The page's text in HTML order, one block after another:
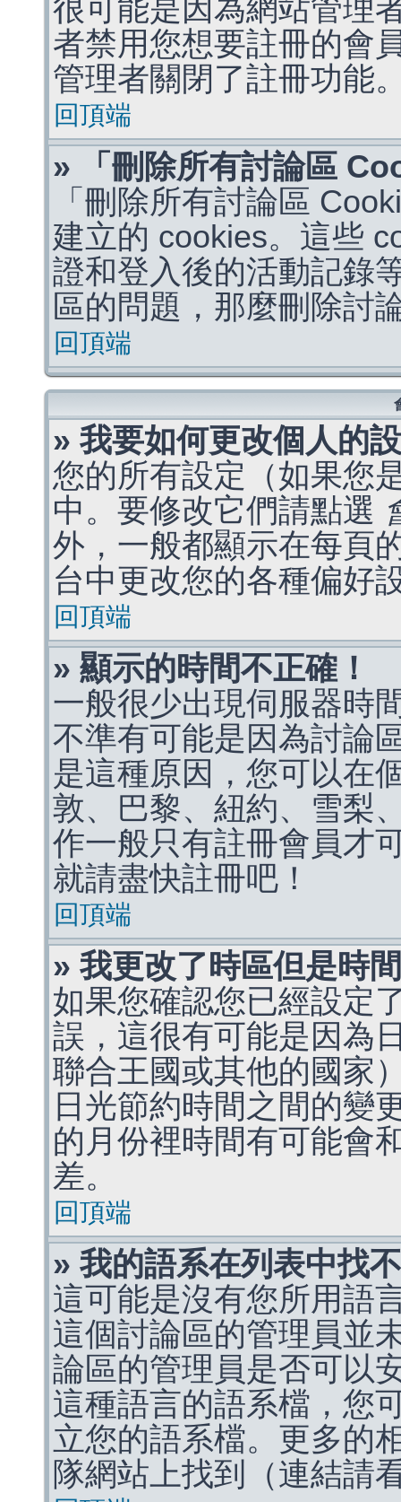
很可能是因為網站管理
者禁用您想要註冊的會
管理者關閉了註冊功能
回頂端
» 「刪除所有討論區
「刪除所有討論區
建立的 cookies。這些
證和登入後的活動記錄
區的問題，那麼刪除討
回頂端
» 我要如何更改個人的
您的所有設定（如果您
中。要修改它們請點選
外，一般都顯示在每頁
台中更改您的各種偏好
回頂端
» 顯示的時間不正確！
一般很少出現伺服器時
不準有可能是因為討論
是這種原因，您可以在
敦、巴黎、紐約、雪梨
作一般只有註冊會員才
就請盡快註冊吧！
回頂端
» 我更改了時區但是時
如果您確認您已經設定
誤，這很有可能是因為
聯合王國或其他的國家
日光節約時間之間的變
的月份裡時間有可能會
差。
回頂端
» 我的語系在列表中找
這可能是沒有您所用語
這個討論區的管理員並
論區的管理員是否可以
這種語言的語系檔，您
立您的語系檔。更多的
隊網站上找到（連結請